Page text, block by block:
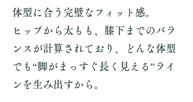
体型に合う完璧なフィット感。
ヒップから太もも、膝下までのバラ
ンスが計算されており、どんな体型
でも“脚がまっすぐ長く見える”ライ
ンを生み出すから。